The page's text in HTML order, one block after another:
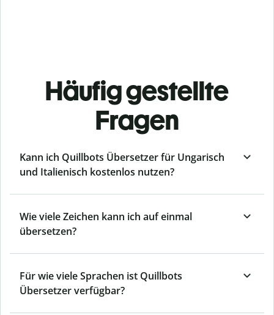
Häufig gestellte
Fragen
Kann ich Quillbots Übersetzer für Ungarisch
und Italienisch kostenlos nutzen?
Wie viele Zeichen kann ich auf einmal
übersetzen?
Für wie viele Sprachen ist Quillbots
Übersetzer verfügbar?